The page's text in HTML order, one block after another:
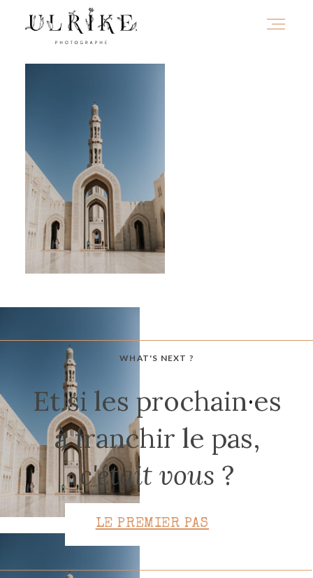
WHAT'S NEXT ?
Et si les prochain·es
à franchir le pas,
c'était vous ?
LE PREMIER PAS
PORTFOLIO
INFOS
JOURNAL
CONTACT